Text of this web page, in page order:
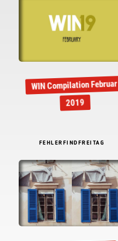
WIN Compilation Februar
2019
FEHLERFINDFREITAG